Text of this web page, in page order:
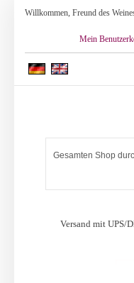
Willkommen, Freund des
Mein
Versand mit UPS/